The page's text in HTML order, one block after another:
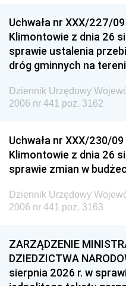
Uchwała nr XXX/227/
Klimontowie z dnia 26
sprawie ustalenia
dróg gminnych na
Dziennik Urzędowy
2006 nr 441 poz. 3162
Uchwała nr XXX/230/
Klimontowie z dnia 26
sprawie zmian w
Dziennik Urzędowy
2006 nr 441 poz. 3163
ZARZĄDZENIE
DZIEDZICTWA
sierpnia 2026 r. w